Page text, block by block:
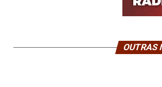
OUTRAS